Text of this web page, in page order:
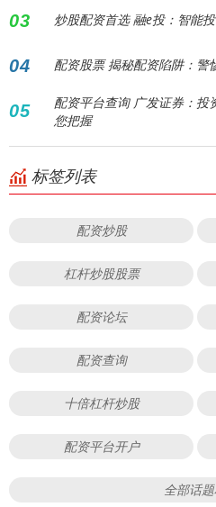
03 炒股配资首选 融e投：智能
04 配资股票 揭秘配资陷阱：警
05
配资平台查询 广发证券：投
您把握
标签列表
配资炒股
杠杆炒股股票
配资论坛
配资查询
十倍杠杆炒股
配资平台开户
全部话